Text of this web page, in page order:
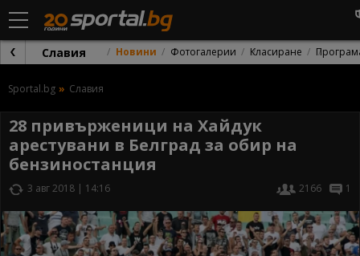
Славия Новини Фотогалерии Класиране
Sportal.bg Славия
28 привърженици на Хайдук
арестувани в Белград за обир на
бензиностанция
3 авг 2018 | 14:16 2166 1